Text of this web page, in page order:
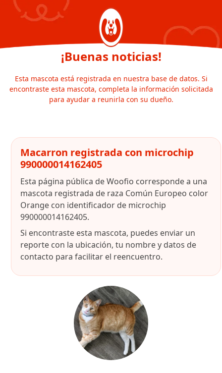
¡Buenas noticias!
Esta mascota está registrada en nuestra base de datos. Si
encontraste esta mascota, completa la información solicitada
para ayudar a reunirla con su dueño.
Macarron registrada con microchip
990000014162405
Esta página pública de Woofio corresponde a una
mascota registrada de raza Común Europeo color
Orange con identificador de microchip
990000014162405.
Si encontraste esta mascota, puedes enviar un
reporte con la ubicación, tu nombre y datos de
contacto para facilitar el reencuentro.